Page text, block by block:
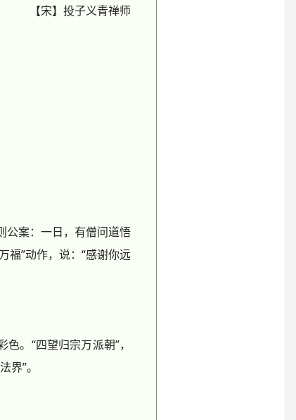
【宋】投子义青禅师
公案：一日，有僧问道悟
福”动作，说：“感谢你远
。“四望归宗万派朝”，
”。